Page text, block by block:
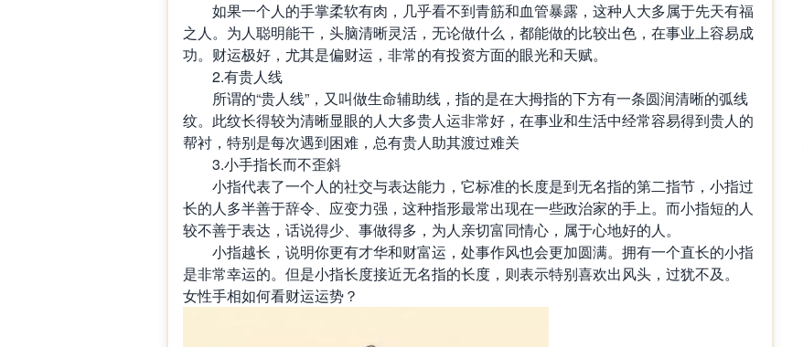
如果一个人的手掌柔软有肉，几乎看不到青筋和血管暴露，这种人大多属于先天有福
之人。为人聪明能干，头脑清晰灵活，无论做什么，都能做的比较出色，在事业上容易成
功。财运极好，尤其是偏财运，非常的有投资方面的眼光和天赋。
2.有贵人线
所谓的“贵人线”，又叫做生命辅助线，指的是在大拇指的下方有一条圆润清晰的弧线
纹。此纹长得较为清晰显眼的人大多贵人运非常好，在事业和生活中经常容易得到贵人的
帮衬，特别是每次遇到困难，总有贵人助其渡过难关
3.小手指长而不歪斜
小指代表了一个人的社交与表达能力，它标准的长度是到无名指的第二指节，小指过
长的人多半善于辞令、应变力强，这种指形最常出现在一些政治家的手上。而小指短的人
较不善于表达，话说得少、事做得多，为人亲切富同情心，属于心地好的人。
小指越长，说明你更有才华和财富运，处事作风也会更加圆满。拥有一个直长的小指
是非常幸运的。但是小指长度接近无名指的长度，则表示特别喜欢出风头，过犹不及。
女性手相如何看财运运势？